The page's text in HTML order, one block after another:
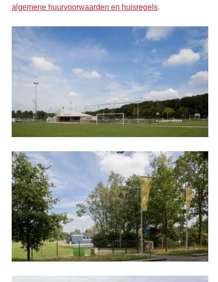
algemene huurvoorwaarden en huisregels.